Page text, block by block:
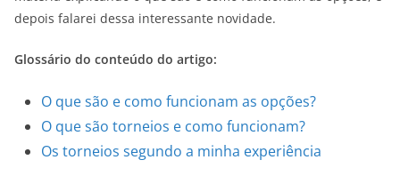
depois falarei dessa interessante novidade.
Glossário do conteúdo do artigo:
O que são e como funcionam as opções?
O que são torneios e como funcionam?
Os torneios segundo a minha experiência